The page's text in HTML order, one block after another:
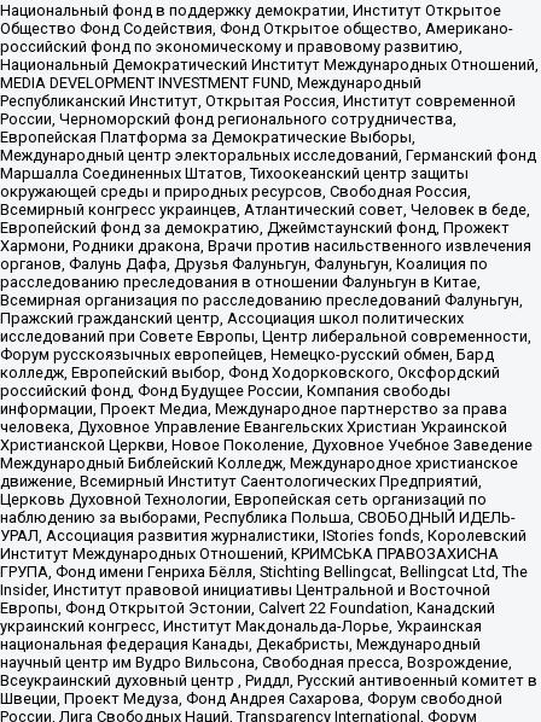
Национальный фонд в поддержку демократии, Институт Открытое
Общество Фонд Содействия, Фонд Открытое общество, Американо-
российский фонд по экономическому и правовому развитию,
Национальный Демократический Институт Международных Отношений,
MEDIA DEVELOPMENT INVESTMENT FUND, Международный
Республиканский Институт, Открытая Россия, Институт современной
России, Черноморский фонд регионального сотрудничества,
Европейская Платформа за Демократические Выборы,
Международный центр электоральных исследований, Германский фонд
Маршалла Соединенных Штатов, Тихоокеанский центр защиты
окружающей среды и природных ресурсов, Свободная Россия,
Всемирный конгресс украинцев, Атлантический совет, Человек в беде,
Европейский фонд за демократию, Джеймстаунский фонд, Прожект
Хармони, Родники дракона, Врачи против насильственного извлечения
органов, Фалунь Дафа, Друзья Фалуньгун, Фалуньгун, Коалиция по
расследованию преследования в отношении Фалуньгун в Китае,
Всемирная организация по расследованию преследований Фалуньгун,
Пражский гражданский центр, Ассоциация школ политических
исследований при Совете Европы, Центр либеральной современности,
Форум русскоязычных европейцев, Немецко-русский обмен, Бард
колледж, Европейский выбор, Фонд Ходорковского, Оксфордский
российский фонд, Фонд Будущее России, Компания свободы
информации, Проект Медиа, Международное партнерство за права
человека, Духовное Управление Евангельских Христиан Украинской
Христианской Церкви, Новое Поколение, Духовное Учебное Заведение
Международный Библейский Колледж, Международное христианское
движение, Всемирный Институт Саентологических Предприятий,
Церковь Духовной Технологии, Европейская сеть организаций по
наблюдению за выборами, Республика Польша, СВОБОДНЫЙ ИДЕЛЬ-
УРАЛ, Ассоциация развития журналистики, IStories fonds, Королевский
Институт Международных Отношений, КРИМСЬКА ПРАВОЗАХИСНА
ГРУПА, Фонд имени Генриха Бёлля, Stichting Bellingcat, Bellingcat Ltd, The
Insider, Институт правовой инициативы Центральной и Восточной
Европы, Фонд Открытой Эстонии, Calvert 22 Foundation, Канадский
украинский конгресс, Институт Макдональда-Лорье, Украинская
национальная федерация Канады, Декабристы, Международный
научный центр им Вудро Вильсона, Свободная пресса, Возрождение,
Всеукраинский духовный центр , Риддл, Русский антивоенный комитет в
Швеции, Проект Медуза, Фонд Андрея Сахарова, Форум свободной
России, Лига Свободных Наций, Transparеncy International, Форум